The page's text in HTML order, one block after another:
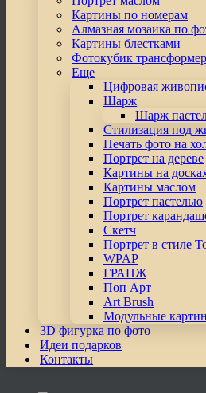
Картины по номерам
Алмазная мозаика по
Картины блестками
Фотокубик трансформер
Еще
Цифровая
Шарж
Шарж
Стилизация под
Печать фото на
Портрет на дереве
Картины на
Картины маслом
Портрет пастелью
Портрет
Скетч
Портрет в стиле
WPAP
ГРАНЖ
Поп Арт
Art Brush
Модульные
3D фигурка по фото
Идеи подарков
Контакты